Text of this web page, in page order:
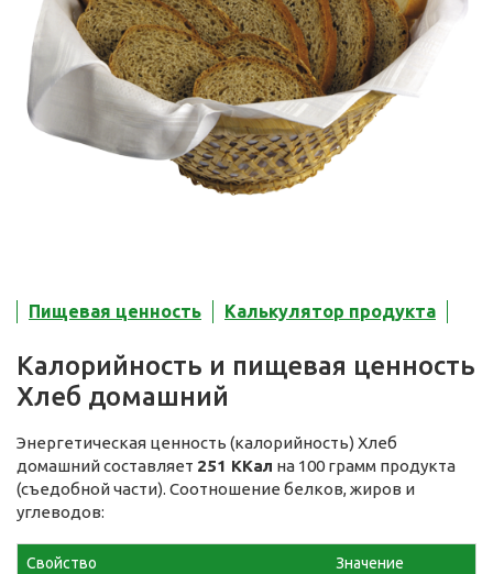
Пищевая ценность Калькулятор продукта
Калорийность и пищевая ценность
Хлеб домашний
Энергетическая ценность (калорийность) Хлеб
домашний составляет 251 ККал на 100 грамм продукта
(съедобной части). Соотношение белков, жиров и
углеводов:
Свойство Значение